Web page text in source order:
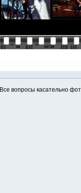
Все вопросы касательно